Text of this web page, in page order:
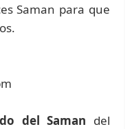
Saman para que
del Saman del